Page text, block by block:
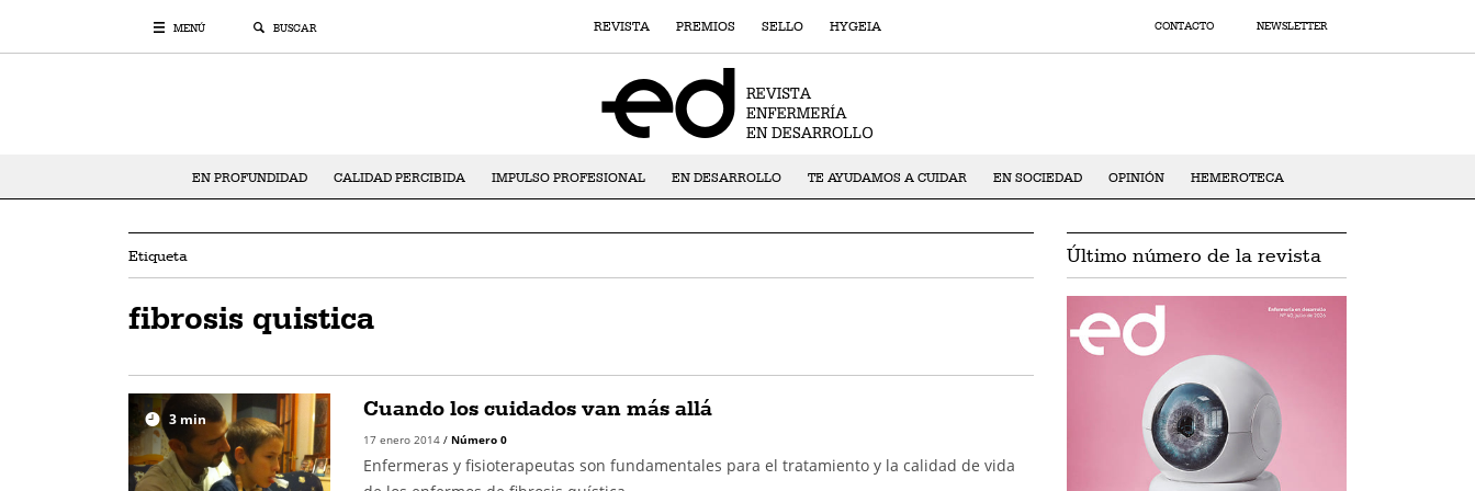
MENÚ BUSCAR REVISTA PREMIOS SELLO HYGEIA CONTACTO NEWSLETTER
EN PROFUNDIDAD CALIDAD PERCIBIDA IMPULSO PROFESIONAL EN DESARROLLO TE AYUDAMOS A CUIDAR EN SOCIEDAD OPINIÓN HEMEROTECA
Etiqueta
fibrosis quistica
3 min Cuando los cuidados van más allá
17 enero 2014 / Número 0
Enfermeras y fisioterapeutas son fundamentales para el tratamiento y la calidad de vida
Último número de la revista